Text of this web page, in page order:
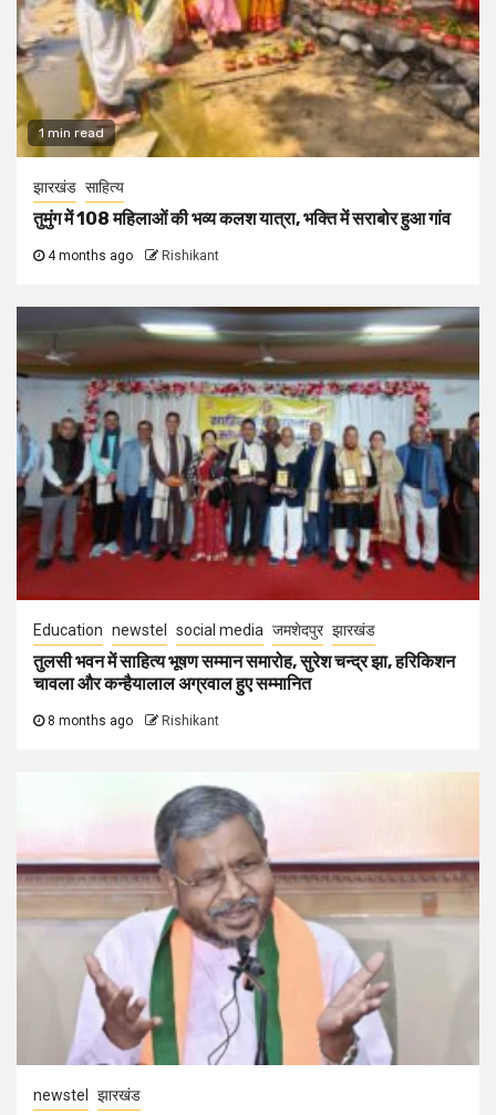
1 min read
झारखंड साहित्य
तुमुंग में 108 महिलाओं की भव्य कलश यात्रा, भक्ति में सराबोर हुआ गांव
4 months ago Rishikant
Education newstel social media जमशेदपुर झारखंड
तुलसी भवन में साहित्य भूषण सम्मान समारोह, सुरेश चन्द्र झा, हरिकिशन
चावला और कन्हैयालाल अग्रवाल हुए सम्मानित
8 months ago Rishikant
newstel झारखंड